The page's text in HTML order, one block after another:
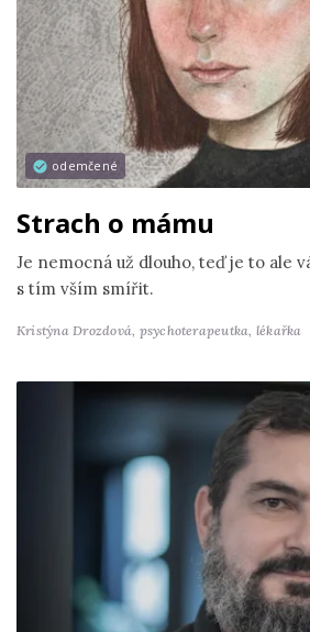
odemčené
Strach o mámu
Je nemocná už dlouho, teď je to ale
s tím vším smířit.
Kristýna Drozdová, psychoterapeutka, lékařka